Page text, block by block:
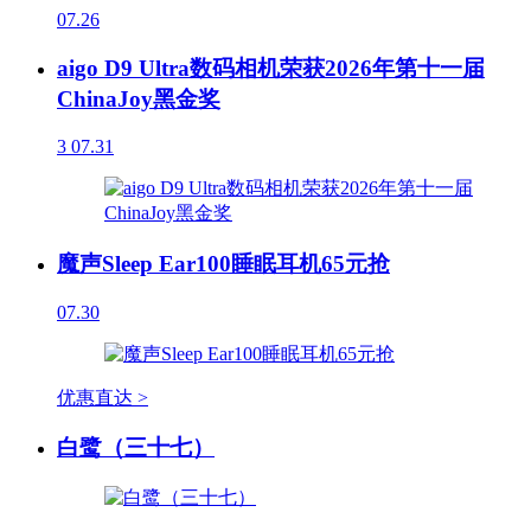
07.26
aigo D9 Ultra数码相机荣获2026年第十一届
ChinaJoy黑金奖
3 07.31
魔声Sleep Ear100睡眠耳机65元抢
07.30
优惠直达 >
白鹭（三十七）